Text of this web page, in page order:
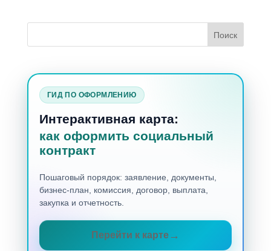
ГИД ПО ОФОРМЛЕНИЮ
Интерактивная карта:
как оформить социальный
контракт
Пошаговый порядок: заявление, документы,
бизнес-план, комиссия, договор, выплата,
закупка и отчетность.
Перейти к карте